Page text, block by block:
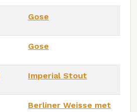
Gose
Gose
Imperial Stout
Berliner Weisse met